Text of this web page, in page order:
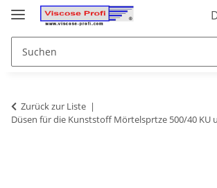
Zurück zur Liste
Düsen für die Kunststoff Mörtelsprtze 500/40 KU